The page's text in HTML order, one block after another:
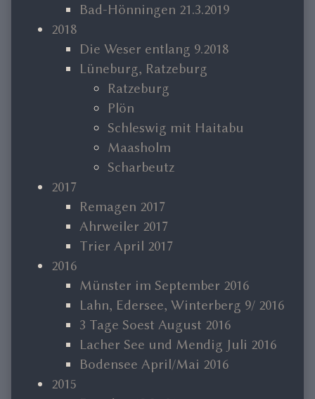
Bad-Hönningen 21.3.2019
2018
Die Weser entlang 9.2018
Lüneburg, Ratzeburg
Ratzeburg
Plön
Schleswig mit Haitabu
Maasholm
Scharbeutz
2017
Remagen 2017
Ahrweiler 2017
Trier April 2017
2016
Münster im September 2016
Lahn, Edersee, Winterberg 9/ 2016
3 Tage Soest August 2016
Lacher See und Mendig Juli 2016
Bodensee April/Mai 2016
2015